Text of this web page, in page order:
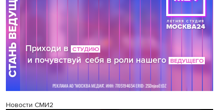
Новости СМИ2